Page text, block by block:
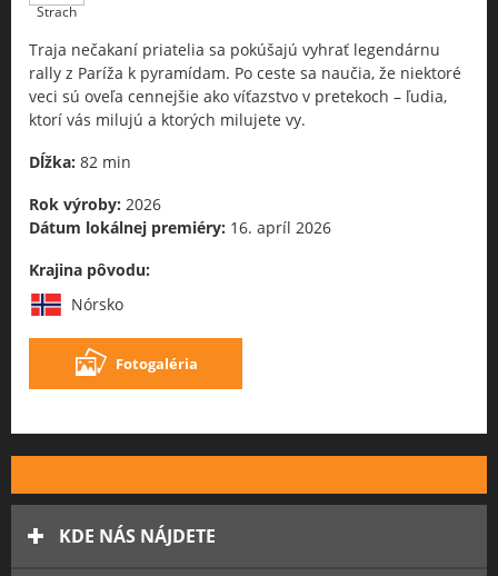
Strach
Traja nečakaní priatelia sa pokúšajú vyhrať legendárnu
rally z Paríža k pyramídam. Po ceste sa naučia, že niektoré
veci sú oveľa cennejšie ako víťazstvo v pretekoch – ľudia,
ktorí vás milujú a ktorých milujete vy.
Dĺžka: 82 min
Rok výroby: 2026
Dátum lokálnej premiéry: 16. apríl 2026
Krajina pôvodu:
Nórsko
Fotogaléria
KDE NÁS NÁJDETE